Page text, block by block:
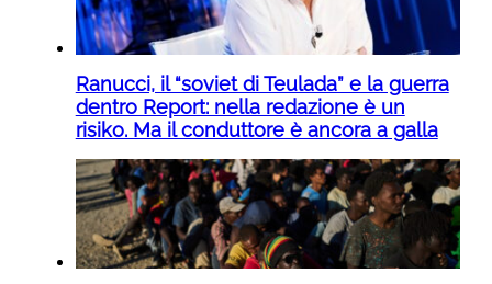
Ranucci, il “soviet di Teulada” e la guerra
dentro Report: nella redazione è un
risiko. Ma il conduttore è ancora a galla